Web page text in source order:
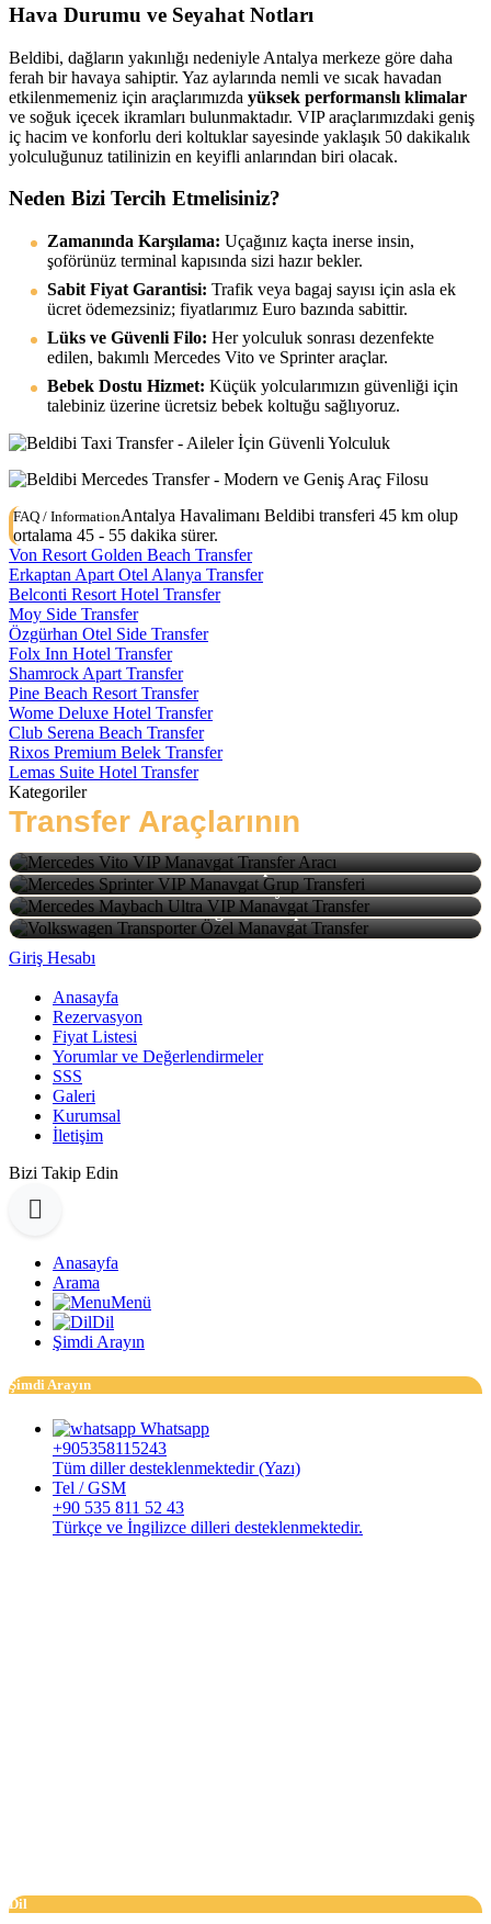
Hava Durumu ve Seyahat Notları
Beldibi, dağların yakınlığı nedeniyle Antalya merkeze göre daha
ferah bir havaya sahiptir. Yaz aylarında nemli ve sıcak havadan
etkilenmemeniz için araçlarımızda yüksek performanslı klimalar
ve soğuk içecek ikramları bulunmaktadır. VIP araçlarımızdaki geniş
iç hacim ve konforlu deri koltuklar sayesinde yaklaşık 50 dakikalık
yolculuğunuz tatilinizin en keyifli anlarından biri olacak.
Neden Bizi Tercih Etmelisiniz?
Zamanında Karşılama: Uçağınız kaçta inerse insin,
şoförünüz terminal kapısında sizi hazır bekler.
Sabit Fiyat Garantisi: Trafik veya bagaj sayısı için asla ek
ücret ödemezsiniz; fiyatlarımız Euro bazında sabittir.
Lüks ve Güvenli Filo: Her yolculuk sonrası dezenfekte
edilen, bakımlı Mercedes Vito ve Sprinter araçlar.
Bebek Dostu Hizmet: Küçük yolcularımızın güvenliği için
talebiniz üzerine ücretsiz bebek koltuğu sağlıyoruz.
FAQ / InformationAntalya Havalimanı Beldibi transferi 45 km olup
ortalama 45 - 55 dakika sürer.
Von Resort Golden Beach Transfer
Erkaptan Apart Otel Alanya Transfer
Belconti Resort Hotel Transfer
Moy Side Transfer
Özgürhan Otel Side Transfer
Folx Inn Hotel Transfer
Shamrock Apart Transfer
Pine Beach Resort Transfer
Wome Deluxe Hotel Transfer
Club Serena Beach Transfer
Rixos Premium Belek Transfer
Lemas Suite Hotel Transfer
Kategoriler
Transfer Araçlarının
Mercedes Sprinter
Mercedes Maybach
Volkswagen Transporter
Giriş Hesabı
Anasayfa
Rezervasyon
Fiyat Listesi
Yorumlar ve Değerlendirmeler
SSS
Galeri
Kurumsal
İletişim
Bizi Takip Edin
Anasayfa
Arama
Menü
Dil
Şimdi Arayın
Şimdi Arayın
Whatsapp
+905358115243
Tüm diller desteklenmektedir (Yazı)
Tel / GSM
+90 535 811 52 43
Türkçe ve İngilizce dilleri desteklenmektedir.
Dil